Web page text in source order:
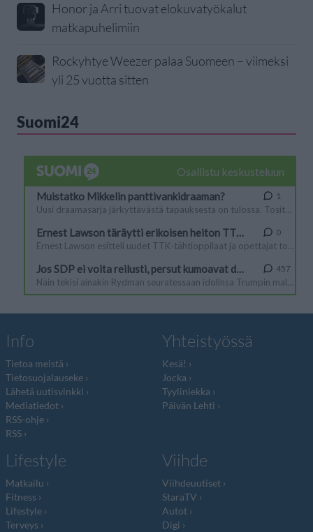
Honor ja Arri tuovat elokuvatyökalut
matkapuhelimiin
Rockyhtye Weezer palaa Suomeen – viimeksi
yli 25 vuotta sitten
Suomi24
Info
Tietoa meistä
Tietosuojalauseke
Lähetä uutisvinkki
Mediatiedot
RSS-ohje
RSS
Yhteistyössä
Kesä!
Jocka
Tyyliniekka
Päivän Lehti
Lifestyle
Matkailu
Fitness
Lifestyle
Terveys
Viihde
Viihdeuutiset
StaraTV
Autot
Digi